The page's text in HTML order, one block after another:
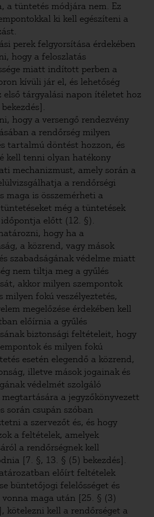
a tüntetés módjára nem. Ez
ki kell egészíteni a
perek felgyorsítása érdekében
hogy a feloszlatás
miatt indított perben a
kívüli jár el, és lehetőség
első tárgyalási napon ítéletet hoz
hogy a versengő rendezvény
a rendőrség milyen
tartalmú döntést hozzon, és
kell tenni olyan hatékony
mechanizmust, amely során a
a rendőrségi
maga is összemérheti a
még a tüntetések
előtt (12. §).
hogy ha a
a közrend, vagy mások
szabadságának védelme miatt
nem tiltja meg a gyűlés
akkor milyen szempontok
milyen fokú veszélyeztetés,
megelőzése érdekében kell
előírnia a gyűlés
biztonsági feltételeit, hogy
és milyen fokú
esetén elegendő a közrend,
illetve mások jogainak és
védelmét szolgáló
a jegyzőkönyvezett
során csupán szóban
a szervezőt és, és hogy
a feltételek, amelyek
a rendőrségnek kell
[7. §, 13. § (5) bekezdés].
előírt feltételek
büntetőjogi felelősséget és
vonna maga után [25. § (3)
kötelezni kell a rendőrséget a